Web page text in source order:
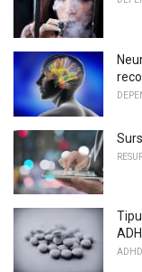
ADHD